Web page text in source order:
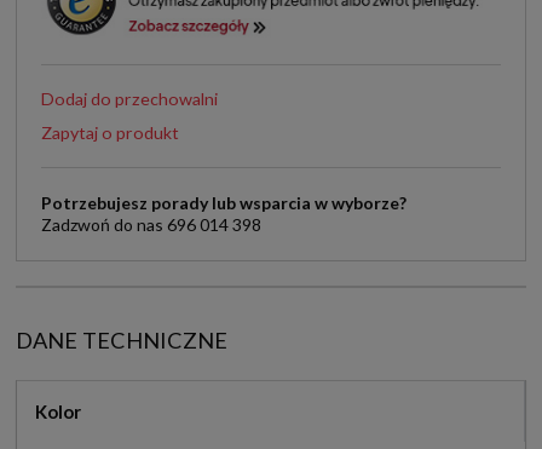
Dodaj do przechowalni
Zapytaj o produkt
Potrzebujesz porady lub wsparcia w wyborze?
Zadzwoń do nas 696 014 398
DANE TECHNICZNE
Kolor